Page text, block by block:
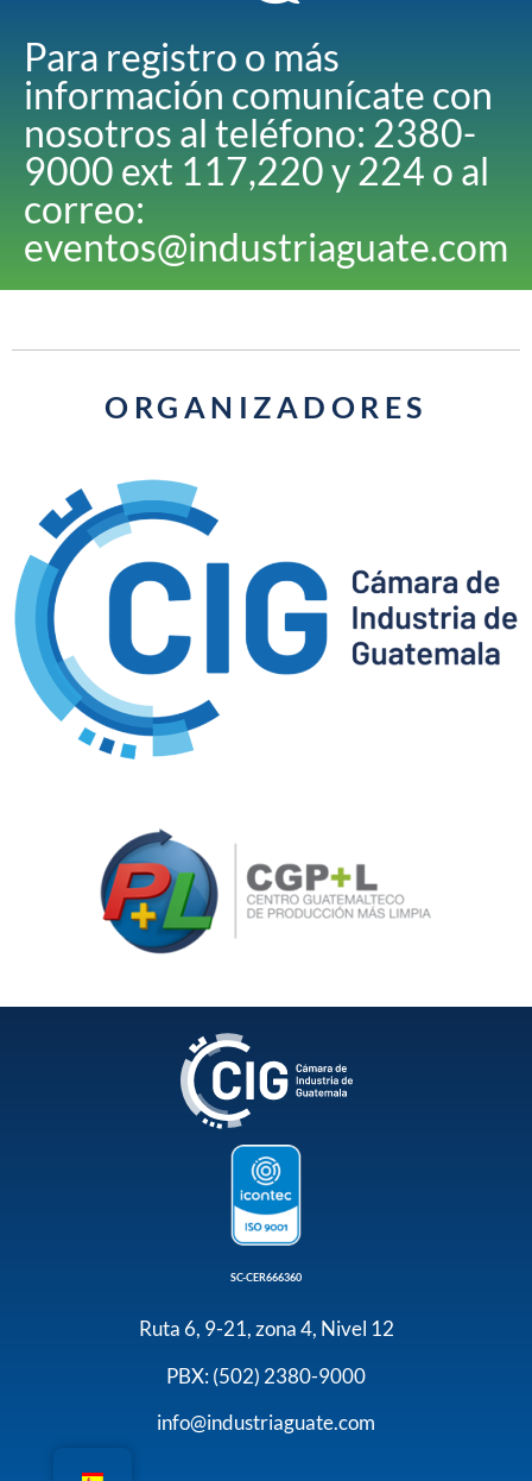
Para registro o más
información comunícate con
nosotros al teléfono: 2380-
9000 ext 117,220 y 224 o al
correo:
eventos@industriaguate.com
ORGANIZADORES
SC-CER666360
Ruta 6, 9-21, zona 4, Nivel 12
PBX: (502) 2380-9000
info@industriaguate.com